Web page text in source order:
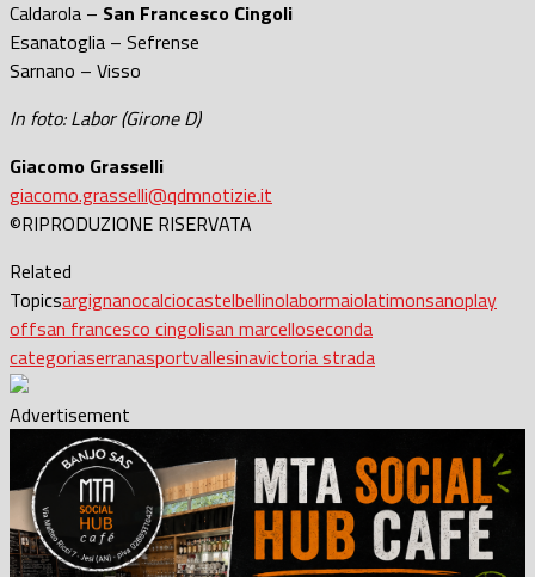
Caldarola – San Francesco Cingoli
Esanatoglia – Sefrense
Sarnano – Visso
In foto: Labor (Girone D)
Giacomo Grasselli
giacomo.grasselli@qdmnotizie.it
©RIPRODUZIONE RISERVATA
Related
Topicsargignanocalciocastelbellinolabormaiolatimonsanoplay
offsan francesco cingolisan marcelloseconda
categoriaserranasportvallesinavictoria strada
Advertisement